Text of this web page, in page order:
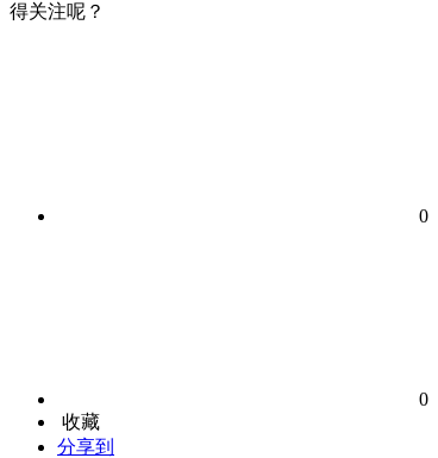
得关注呢？
0
0
收藏
分享到